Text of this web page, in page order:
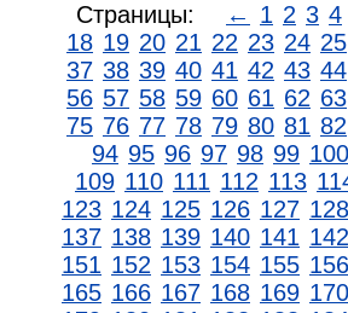
Страницы: ← 1 2 3 4
18 19 20 21 22 23 24 25
37 38 39 40 41 42 43 44
56 57 58 59 60 61 62 63
75 76 77 78 79 80 81 82
94 95 96 97 98 99 100
109 110 111 112 113
123 124 125 126 127 128
137 138 139 140 141 142
151 152 153 154 155 156
165 166 167 168 169 170